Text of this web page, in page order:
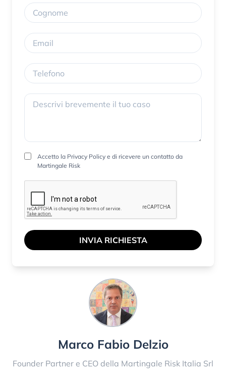
Accetto la Privacy Policye di ricevere un contatto da
Martingale Risk
INVIA RICHIESTA
Marco Fabio Delzio
Founder Partner e CEO della Martingale Risk Italia Srl